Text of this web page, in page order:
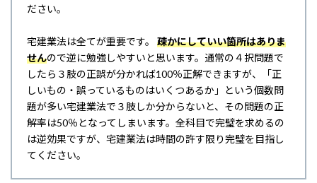
ださい。
宅建業法は全てが重要です。 疎かにしていい箇所はありま
せんので逆に勉強しやすいと思います。通常の４択問題で
したら３肢の正誤が分かれば100％正解できますが、「正
しいもの・誤っているものはいくつあるか」という個数問
題が多い宅建業法で３肢しか分からないと、その問題の正
解率は50％となってしまいます。全科目で完璧を求めるの
は逆効果ですが、宅建業法は時間の許す限り完璧を目指し
てください。